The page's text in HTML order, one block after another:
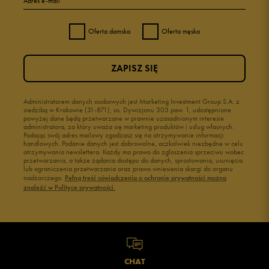
Oferta damska Oferta męska
Administratorem danych osobowych jest Marketing Investment Group S.A. z
siedzibą w Krakowie (31-871), os. Dywizjonu 303 paw. 1, udostępnione
powyżej dane będą przetwarzane w prawnie uzasadnionym interesie
administratora, za który uważa się marketing produktów i usług własnych.
Podając swój adres mailowy zgadzasz się na otrzymywanie informacji
handlowych. Podanie danych jest dobrowolne, aczkolwiek niezbędne w celu
otrzymywania newslettera. Każdy ma prawo do zgłoszenia sprzeciwu wobec
przetwarzania, a także żądania dostępu do danych, sprostowania, usunięcia
lub ograniczenia przetwarzania oraz prawo wniesienia skargi do organu
nadzorczego. Pełną treść oświadczenia o ochronie prywatności można
znaleźć w Polityce prywatności.
ZAPISZ SIĘ
CHAT